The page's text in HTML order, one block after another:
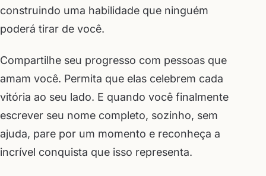
construindo uma habilidade que ninguém
poderá tirar de você.
Compartilhe seu progresso com pessoas que
amam você. Permita que elas celebrem cada
vitória ao seu lado. E quando você finalmente
escrever seu nome completo, sozinho, sem
ajuda, pare por um momento e reconheça a
incrível conquista que isso representa.